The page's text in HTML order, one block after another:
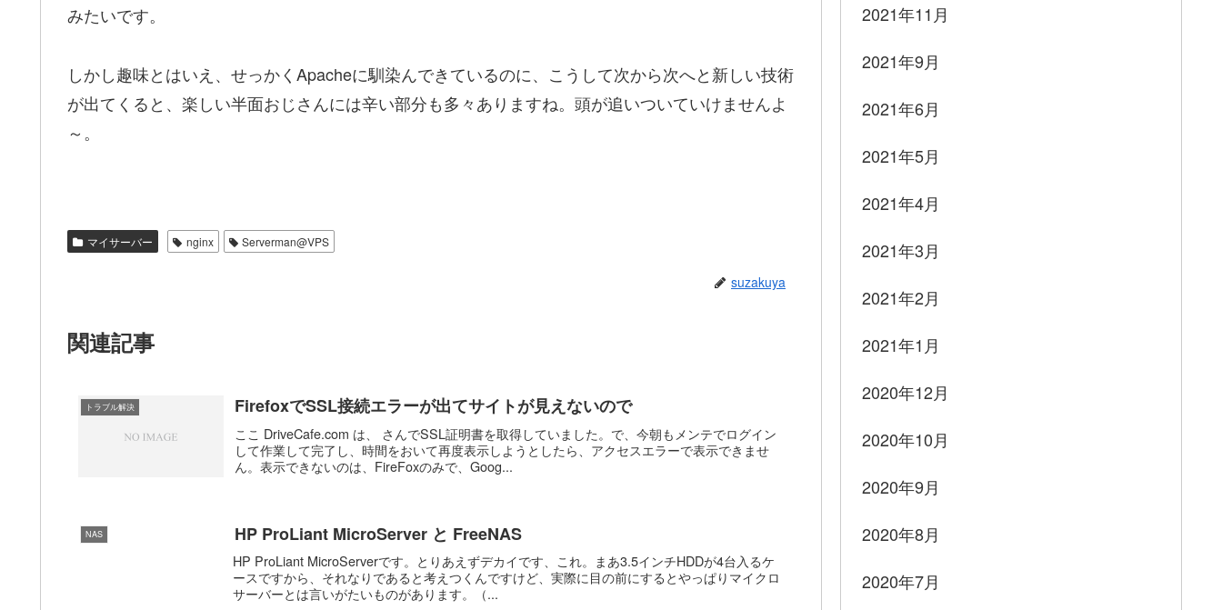
みたいです。
しかし趣味とはいえ、せっかくApacheに馴染んできているのに、こうして次から次へと新しい技術
が出てくると、楽しい半面おじさんには辛い部分も多々ありますね。頭が追いついていけませんよ
～。
マイサーバー nginx Serverman@VPS
suzakuya
関連記事
トラブル解決 FirefoxでSSL接続エラーが出てサイトが見えないので
ここ DriveCafe.com は、 さんでSSL証明書を取得していました。で、今朝もメンテでログイン
して作業して完了し、時間をおいて再度表示しようとしたら、アクセスエラーで表示できませ
ん。表示できないのは、FireFoxのみで、Goog...
NAS HP ProLiant MicroServer と FreeNAS
HP ProLiant MicroServerです。とりあえずデカイです、これ。まあ3.5インチHDDが4台入るケ
ースですから、それなりであると考えつくんですけど、実際に目の前にするとやっぱりマイクロ
サーバーとは言いがたいものがあります。（...
2021年11月
2021年9月
2021年6月
2021年5月
2021年4月
2021年3月
2021年2月
2021年1月
2020年12月
2020年10月
2020年9月
2020年8月
2020年7月